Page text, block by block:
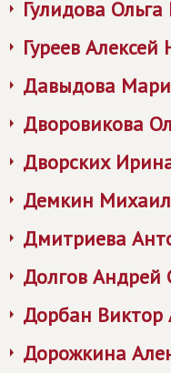
Гулидова
Гуреев
Давыдова
Дворовикова
Дворских
Демкин
Дмитриева
Долгов Андрей
Дорбан Виктор
Дорожкина